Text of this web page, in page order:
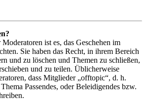
ist es, das Geschehen im
Sie haben das Recht, in ihrem Bereich
und zu löschen und Themen zu schließen,
und zu teilen. Üblicherweise
dass Mitglieder „offtopic“, d. h.
Passendes, oder Beleidigendes bzw.